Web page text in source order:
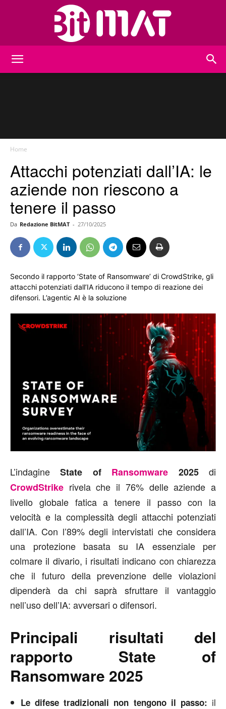
Home
Attacchi potenziati dall’IA: le
aziende non riescono a
tenere il passo
Da Redazione BitMAT - 27/10/2025
Secondo il rapporto ‘State of Ransomware’ di CrowdStrike, gli
attacchi potenziati dall’IA riducono il tempo di reazione dei
difensori. L’agentic AI è la soluzione
L’indagineState of Ransomware 2025di
CrowdStrike rivela che il 76% delle aziende a
livello globale fatica a tenere il passo con la
velocità e la complessità degli attacchi potenziati
dall’IA. Con l’89% degli intervistati che considera
una protezione basata su IA essenziale per
colmare il divario, i risultati indicano con chiarezza
che il futuro della prevenzione delle violazioni
dipenderà da chi saprà sfruttare il vantaggio
nell’uso dell’IA: avversari o difensori.
Principali risultati del
rapporto State of
Ransomware 2025
Le difese tradizionali non tengono il passo: il